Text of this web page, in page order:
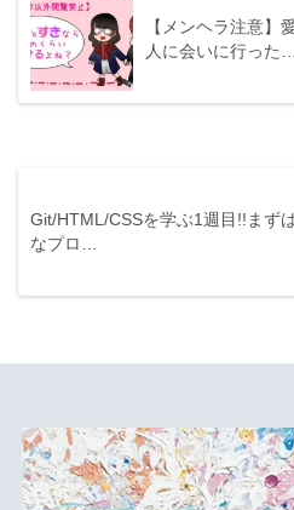
【メンヘラ注意】
人に会いに行った…
Git/HTML/CSSを学ぶ1週目!!まず
なプロ…